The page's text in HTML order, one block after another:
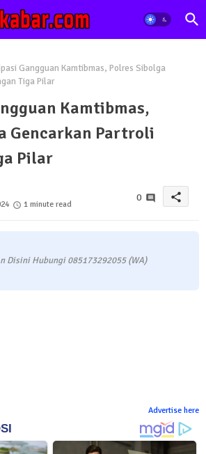
Gangguan Kamtibmas, Polres Sibolga
Tiga Pilar
Kamtibmas,
Gencarkan Partroli
Pilar
1 minute read
0 share
Disini Hubungi 085173292055 (WA)
Advertise here